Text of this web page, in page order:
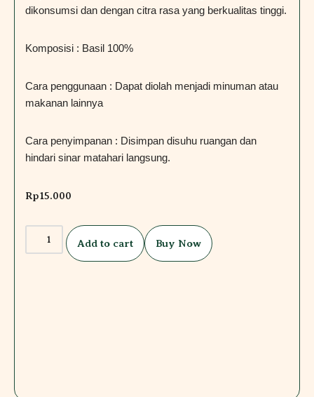
dikonsumsi dan dengan citra rasa yang berkualitas tinggi.
Komposisi : Basil 100%
Cara penggunaan : Dapat diolah menjadi minuman atau
makanan lainnya
Cara penyimpanan : Disimpan disuhu ruangan dan
hindari sinar matahari langsung.
Rp15.000
Add to cart Buy Now